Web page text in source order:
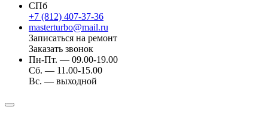
СПб
+7 (812) 407-37-36
masterturbo@mail.ru
Записаться на ремонт
Заказать звонок
Пн-Пт. — 09.00-19.00
Сб. — 11.00-15.00
Вс. — выходной